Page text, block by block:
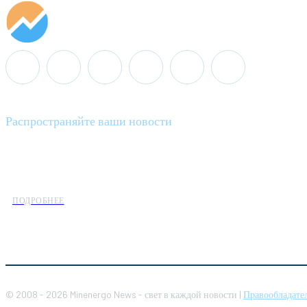
Распространяйте ваши новости
ПОДРОБНЕЕ
© 2008 - 2026 Minenergo News - свет в каждой новости |